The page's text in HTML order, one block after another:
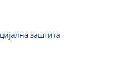
заштита